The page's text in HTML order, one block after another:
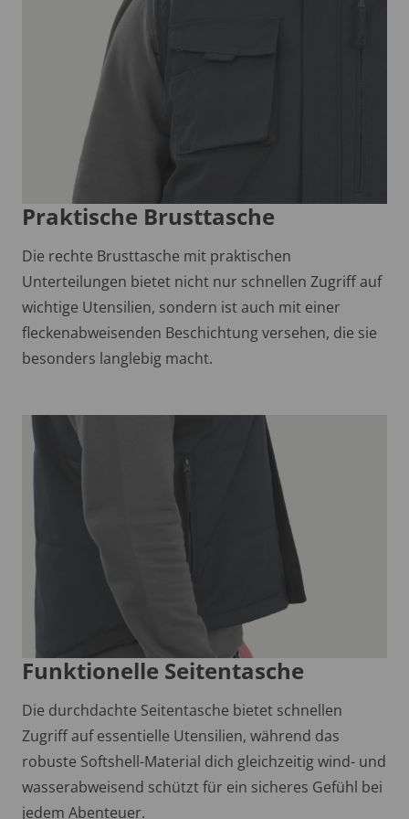
Praktische Brusttasche
Die rechte Brusttasche mit praktischen
Unterteilungen bietet nicht nur schnellen Zugriff auf
wichtige Utensilien, sondern ist auch mit einer
fleckenabweisenden Beschichtung versehen, die sie
besonders langlebig macht.
Funktionelle Seitentasche
Die durchdachte Seitentasche bietet schnellen
Zugriff auf essentielle Utensilien, während das
robuste Softshell-Material dich gleichzeitig wind- und
wasserabweisend schützt für ein sicheres Gefühl bei
jedem Abenteuer.